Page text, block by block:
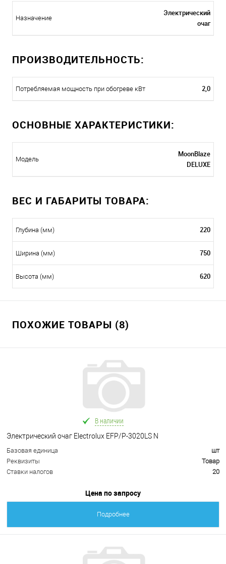
Назначение
Электрический
очаг
ПРОИЗВОДИТЕЛЬНОСТЬ:
Потребляемая мощность при обогреве кВт 2,0
ОСНОВНЫЕ ХАРАКТЕРИСТИКИ:
Модель
MoonBlaze
DELUXE
ВЕС И ГАБАРИТЫ ТОВАРА:
Глубина (мм) 220
Ширина (мм) 750
Высота (мм) 620
ПОХОЖИЕ ТОВАРЫ (8)
В наличии
Электрический очаг Electrolux EFP/P-3020LS N
Базовая единица
шт
Реквизиты
Товар
Ставки налогов
20
Цена по запросу
Подробнее